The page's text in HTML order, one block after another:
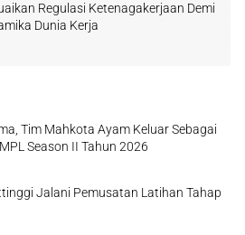
Regulasi Ketenagakerjaan Demi
Dunia Kerja
Tim Mahkota Ayam Keluar Sebagai
Season II Tahun 2026
Jalani Pemusatan Latihan Tahap